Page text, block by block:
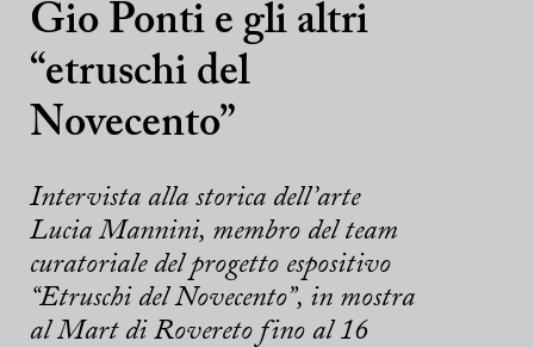
Gio Ponti e gli altri
“etruschi del
Novecento”
Intervista alla storica dell’arte
Lucia Mannini, membro del team
curatoriale del progetto espositivo
“Etruschi del Novecento”, in mostra
al Mart di Rovereto fino al 16